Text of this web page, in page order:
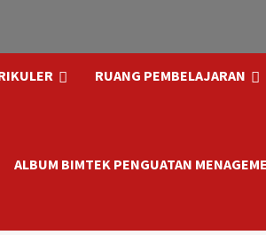
RUANG PEMBELAJARAN
ALBUM BIMTEK PENGUATAN